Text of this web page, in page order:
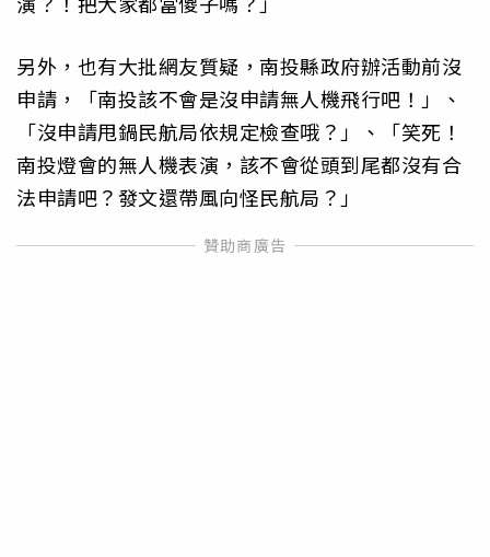
另外，也有大批網友質疑，南投縣政府辦活動前沒
申請，「南投該不會是沒申請無人機飛行吧！」、
「沒申請甩鍋民航局依規定檢查哦？」、「笑死！
南投燈會的無人機表演，該不會從頭到尾都沒有合
法申請吧？發文還帶風向怪民航局？」